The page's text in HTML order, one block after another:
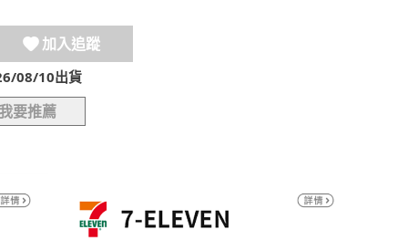
加入追蹤
08/10出貨
要推薦